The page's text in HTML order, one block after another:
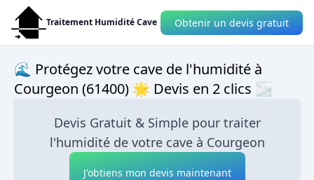
Traitement Humidité Cave Obtenir un devis gratuit
🌊 Protégez votre cave de l'humidité à
Courgeon (61400) 🌟 Devis en 2 clics 🌫
Devis Gratuit & Simple pour traiter
l'humidité de votre cave à Courgeon
J'obtiens mon devis maintenant